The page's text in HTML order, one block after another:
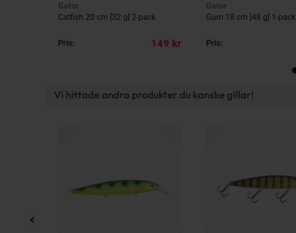
Gator
Catfish 20 cm [32 g] 2-pack
Pris: 149 kr
Gator
Gum 18 cm [48 g] 1-pack
Pris:
Vi hittade andra produkter du kanske gillar!